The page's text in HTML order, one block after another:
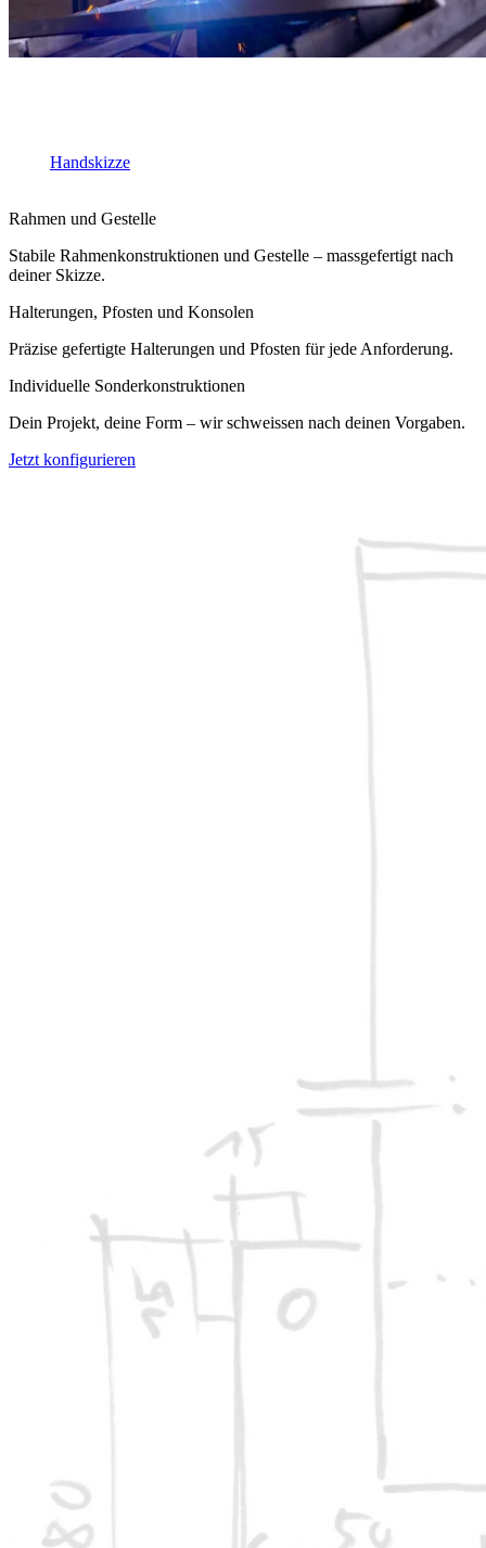
Handskizze
Rahmen und Gestelle
Stabile Rahmenkonstruktionen und Gestelle – massgefertigt nach
deiner Skizze.
Halterungen, Pfosten und Konsolen
Präzise gefertigte Halterungen und Pfosten für jede Anforderung.
Individuelle Sonderkonstruktionen
Dein Projekt, deine Form – wir schweissen nach deinen Vorgaben.
Jetzt konfigurieren